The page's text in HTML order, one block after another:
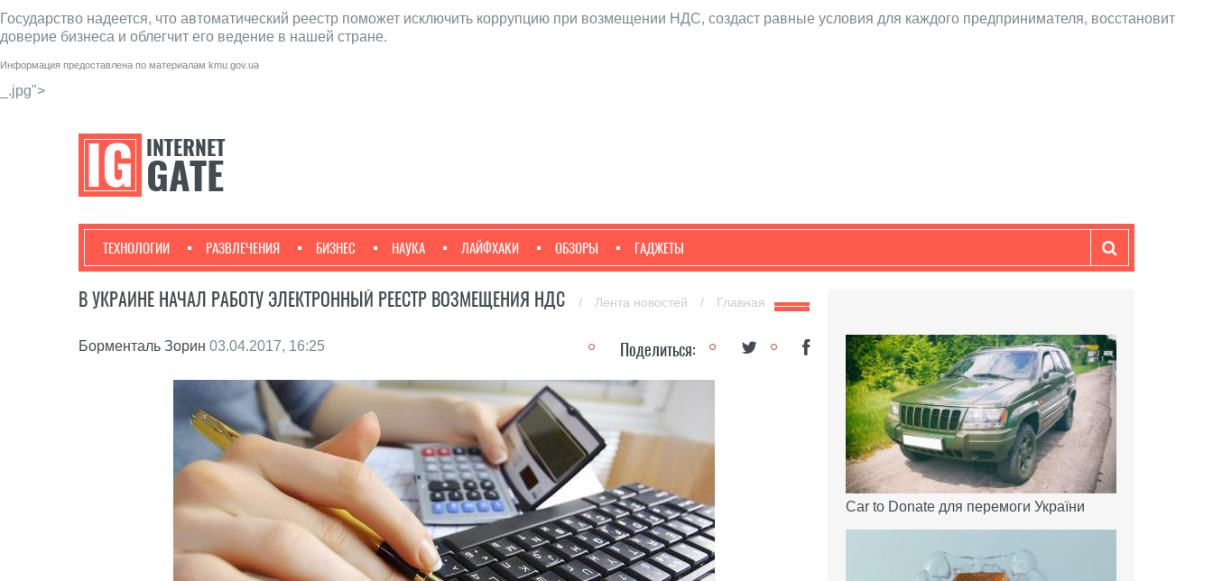
Государство надеется, что автоматический реестр поможет исключить коррупцию при возмещении НДС, создаст равные условия для каждого предпринимателя, восстановит
доверие бизнеса и облегчит его ведение в нашей стране.
Информация предоставлена по материалам kmu.gov.ua
_.jpg">
ТЕХНОЛОГИИ РАЗВЛЕЧЕНИЯ БИЗНЕС НАУКА ЛАЙФХАКИ ОБЗОРЫ ГАДЖЕТЫ
В УКРАИНЕ НАЧАЛ РАБОТУ ЭЛЕКТРОННЫЙ РЕЕСТР ВОЗМЕЩЕНИЯ НДС / Лента новостей / Главная
Борменталь Зорин 03.04.2017, 16:25 Поделиться:
Car to Donate для перемоги України